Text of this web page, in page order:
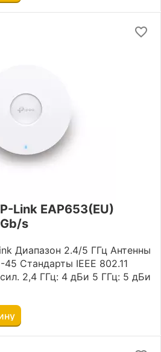
Link EAP653(EU)
s
Диапазон 2.4/5 ГГц Антенны
Стандарты IEEE 802.11
2,4 ГГц: 4 дБи 5 ГГц: 5 дБи